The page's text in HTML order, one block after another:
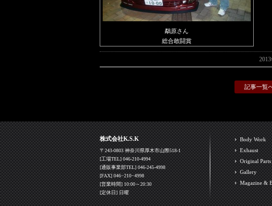
鷸原さん
総合敢闘賞
記事一覧
株式会社K.S.K
〒243-0803 神奈川県厚木市山際518-1
[工場TEL] 046-210-4994
[通販事業部TEL] 046-245-4998
[FAX] 046−210−4998
[営業時間] 10:00～20:30
[定休日] 日曜
Body Work
Exhaust
Original Parts
Gallery
Magazine &